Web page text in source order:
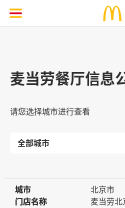
麦当劳餐厅信息
请您选择城市进行查看
城市
城市
北京市
门店名称
门店名称
麦当劳北